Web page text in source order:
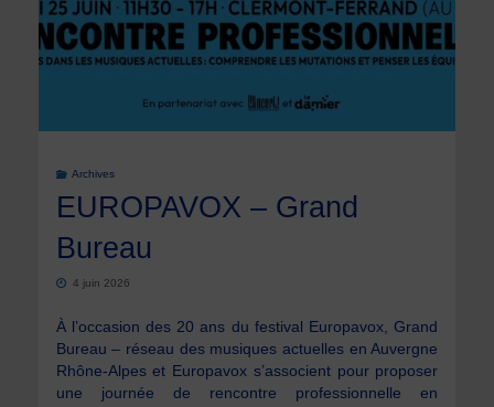
Archives
EUROPAVOX – Grand
Bureau
4 juin 2026
À l’occasion des 20 ans du festival Europavox, Grand
Bureau – réseau des musiques actuelles en Auvergne
Rhône-Alpes et Europavox s’associent pour proposer
une journée de rencontre professionnelle en